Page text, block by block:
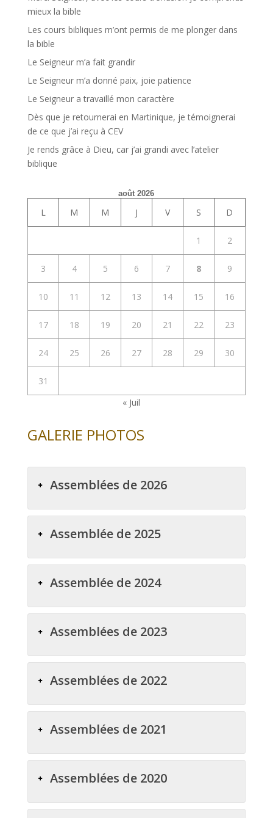
mieux la bible
Les cours bibliques m’ont permis de me plonger dans
la bible
Le Seigneur m’a fait grandir
Le Seigneur m’a donné paix, joie patience
Le Seigneur a travaillé mon caractère
Dès que je retournerai en Martinique, je témoignerai
de ce que j’ai reçu à CEV
Je rends grâce à Dieu, car j’ai grandi avec l’atelier
biblique
août 2026
L M M J V S D
1 2
3 4 5 6 7 8 9
10 11 12 13 14 15 16
17 18 19 20 21 22 23
24 25 26 27 28 29 30
31
« Juil
GALERIE PHOTOS
Assemblées de 2026
Assemblée de 2025
Assemblée de 2024
Assemblées de 2023
Assemblées de 2022
Assemblées de 2021
Assemblées de 2020